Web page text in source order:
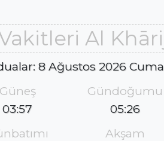
Al
8 Ağustos 2026
Güneş
03:57
Gündoğumu
05:26
Akşam